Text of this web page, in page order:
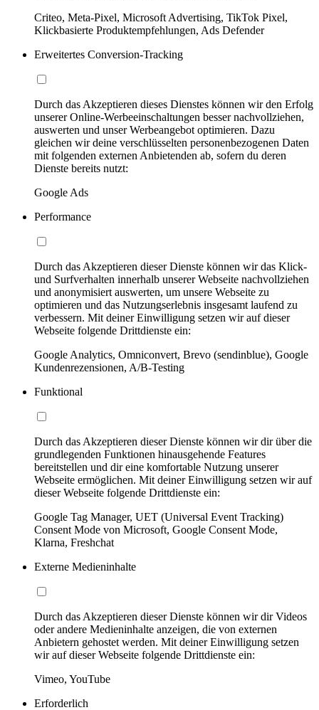
Criteo, Meta-Pixel, Microsoft Advertising, TikTok Pixel,
Klickbasierte Produktempfehlungen, Ads Defender
Erweitertes Conversion-Tracking
Durch das Akzeptieren dieses Dienstes können wir den Erfolg
unserer Online-Werbeeinschaltungen besser nachvollziehen,
auswerten und unser Werbeangebot optimieren. Dazu
gleichen wir deine verschlüsselten personenbezogenen Daten
mit folgenden externen Anbietenden ab, sofern du deren
Dienste bereits nutzt:
Google Ads
Performance
Durch das Akzeptieren dieser Dienste können wir das Klick-
und Surfverhalten innerhalb unserer Webseite nachvollziehen
und anonymisiert auswerten, um unsere Webseite zu
optimieren und das Nutzungserlebnis insgesamt laufend zu
verbessern. Mit deiner Einwilligung setzen wir auf dieser
Webseite folgende Drittdienste ein:
Google Analytics, Omniconvert, Brevo (sendinblue), Google
Kundenrezensionen, A/B-Testing
Funktional
Durch das Akzeptieren dieser Dienste können wir dir über die
grundlegenden Funktionen hinausgehende Features
bereitstellen und dir eine komfortable Nutzung unserer
Webseite ermöglichen. Mit deiner Einwilligung setzen wir auf
dieser Webseite folgende Drittdienste ein:
Google Tag Manager, UET (Universal Event Tracking)
Consent Mode von Microsoft, Google Consent Mode,
Klarna, Freshchat
Externe Medieninhalte
Durch das Akzeptieren dieser Dienste können wir dir Videos
oder andere Medieninhalte anzeigen, die von externen
Anbietern gehostet werden. Mit deiner Einwilligung setzen
wir auf dieser Webseite folgende Drittdienste ein:
Vimeo, YouTube
Erforderlich